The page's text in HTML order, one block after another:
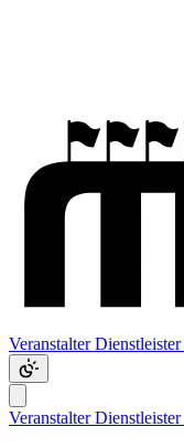
VeranstalterDienstleister
VeranstalterDienstleister